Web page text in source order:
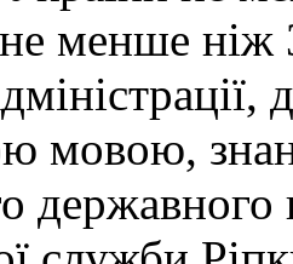
менше ніж
мовою,
державного